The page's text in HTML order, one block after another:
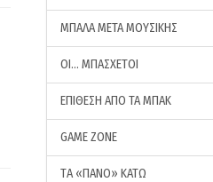
ΜΠΑΛΑ ΜΕΤΑ ΜΟΥΣΙΚΗΣ
ΟΙ… ΜΠΑΣΧΕΤΟΙ
ΕΠΙΘΕΣΗ ΑΠΟ ΤΑ ΜΠΑΚ
GAME ZONE
ΤA «ΠΑΝΟ» ΚΑΤΩ